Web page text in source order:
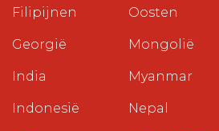
Filipijnen
Georgië
India
Indonesië
Oosten
Mongolië
Myanmar
Nepal